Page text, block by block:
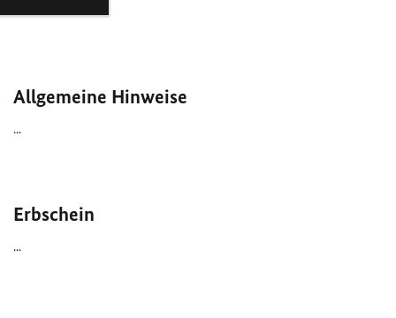
Allgemeine Hinweise
...
Erbschein
...